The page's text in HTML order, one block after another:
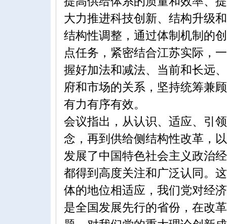
大力推进科技创新、结构升级
结构性调整，通过体制机制的
点任务，紧密结合江苏实际，
握好加法和减法、当前和长远
府和市场的关系，坚持统筹兼
有力有序有效。
会议指出，从认识、适应、引
念，再到供给侧结构性改革，
发展了中国特色社会主义政治
都得到高度关注和广泛认同。
体的地位相适应，我们党对经
是全国发展先行的省份，在改